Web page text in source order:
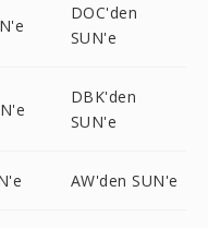
DOC'den
SUN'e
DBK'den
SUN'e
AW'den SUN'e